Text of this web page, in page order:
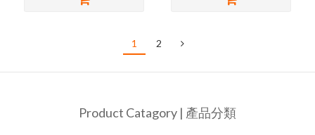
1 2
Product Catagory | 產品分類